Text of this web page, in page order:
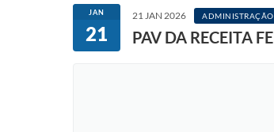
JAN
21
21 JAN 2026 ADMINISTRAÇÃO
PAV DA RECEITA